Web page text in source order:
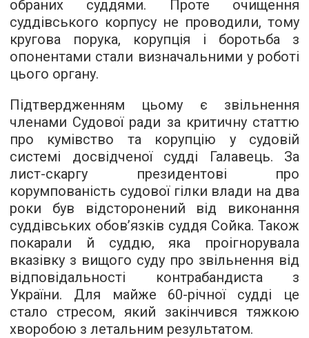
обраних суддями. Проте очищення
суддівського корпусу не проводили, тому
кругова порука, корупція і боротьба з
опонентами стали визначальними у роботі
цього органу.
Підтвердженням цьому є звільнення
членами Судової ради за критичну статтю
про кумівство та корупцію у судовій
системі досвідченої судді Галавець. За
лист-скаргу президентові про
корумпованість судової гілки влади на два
роки був відсторонений від виконання
суддівських обов’язків суддя Сойка. Також
покарали й суддю, яка проігнорувала
вказівку з вищого суду про звільнення від
відповідальності контрабандиста з
України. Для майже 60-річної судді це
стало стресом, який закінчився тяжкою
хворобою з летальним результатом.